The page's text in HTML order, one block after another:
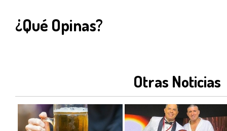
¿Qué Opinas?
Otras Noticias